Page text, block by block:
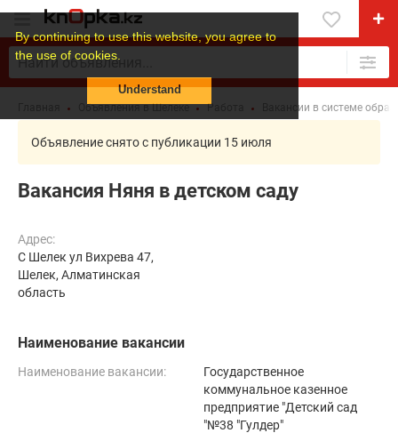
By continuing to use this website, you agree to
the use of cookies.
Understand
Объявления в Шелеке Работа Вакансии в системе
Объявление снято с публикации 15 июля
Вакансия Няня в детском саду
Адрес:
С Шелек ул Вихрева 47,
Шелек, Алматинская
область
Наименование вакансии
Наименование вакансии:
Государственное
коммунальное казенное
предприятие "Детский сад
"№38 "Гулдер"